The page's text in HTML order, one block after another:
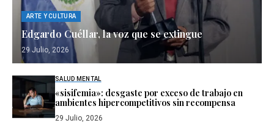
ARTE Y CULTURA
Edgardo Cuéllar, la voz que se extingue
29 Julio, 2026
SALUD MENTAL
«sisifemia»: desgaste por exceso de trabajo en
ambientes hipercompetitivos sin recompensa
29 Julio, 2026